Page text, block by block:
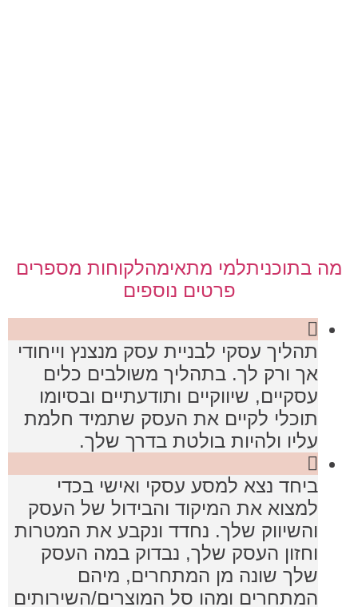
מה בתוכניתלמי מתאימהלקוחות מספרים
פרטים נוספים
תהליך עסקי לבניית עסק מנצנץ וייחודי
אך ורק לך. בתהליך משולבים כלים
עסקיים, שיווקיים ותודעתיים ובסיומו
תוכלי לקיים את העסק שתמיד חלמת
עליו ולהיות בולטת בדרך שלך.
ביחד נצא למסע עסקי ואישי בכדי
למצוא את המיקוד והבידול של העסק
והשיווק שלך. נחדד ונקבע את המטרות
וחזון העסק שלך, נבדוק במה העסק
שלך שונה מן המתחרים, מיהם
המתחרים ומהו סל המוצרים/השירותים